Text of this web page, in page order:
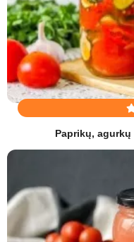
Paprikų,